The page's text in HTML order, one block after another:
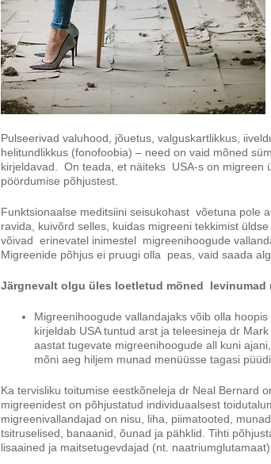
Pulseerivad valuhood, jõuetus, valguskartlikkus,
helitundlikkus (fonofoobia) – need on vaid mõned
kirjeldavad. On teada, et näiteks USA-s on migreen
pöördumise põhjustest.
Funktsionaalse meditsiini seisukohast võetuna pole
ravida, kuivõrd selles, kuidas migreeni tekkimist
võivad erinevatel inimestel migreenihoogude
Migreenide põhjus ei pruugi olla peas, vaid saada
Järgnevalt olgu üles loetletud mõned levinumad
Migreenihoogude vallandajaks võib olla hoopis
kirjeldab USA tuntud arst ja teleesineja dr
aastat tugevate migreenihoogude all kuni
mõni aeg hiljem munad menüüsse tagasi
Ka tervisliku toitumise eestkõneleja dr Neal Bernard
migreenidest on põhjustatud individuaalsest
migreenivallandajad on nisu, liha, piimatooted,
tsitruselised, banaanid, õunad ja pähklid. Tihti
lisaained ja maitsetugevdajad (nt.